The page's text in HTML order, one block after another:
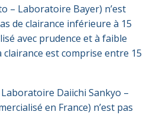
– Laboratoire Bayer) n’est
de clairance inférieure à 15
avec prudence et à faible
est comprise entre 15
Laboratoire Daiichi Sankyo –
en France) n’est pas